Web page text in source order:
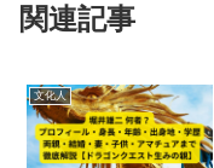
関連記事
文化人